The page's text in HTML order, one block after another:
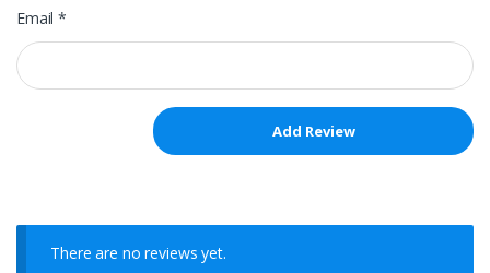
Email*
There are no reviews yet.